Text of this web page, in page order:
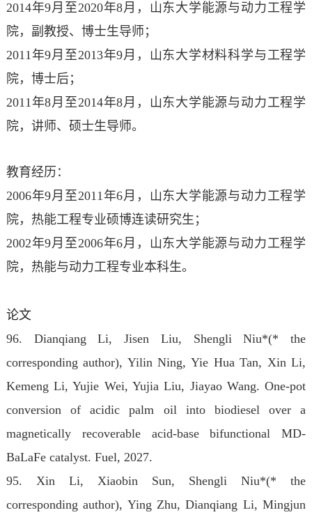
2014年9月至2020年8月，山东大学能源与动力工程学
院，副教授、博士生导师；
2011年9月至2013年9月，山东大学材料科学与工程学
院，博士后；
2011年8月至2014年8月，山东大学能源与动力工程学
院，讲师、硕士生导师。
教育经历：
2006年9月至2011年6月，山东大学能源与动力工程学
院，热能工程专业硕博连读研究生；
2002年9月至2006年6月，山东大学能源与动力工程学
院，热能与动力工程专业本科生。
论文
96. Dianqiang Li, Jisen Liu, Shengli Niu*(* the
corresponding author), Yilin Ning, Yie Hua Tan, Xin Li,
Kemeng Li, Yujie Wei, Yujia Liu, Jiayao Wang. One-pot
conversion of acidic palm oil into biodiesel over a
magnetically recoverable acid-base bifunctional MD-
BaLaFe catalyst. Fuel, 2027.
95. Xin Li, Xiaobin Sun, Shengli Niu*(* the
corresponding author), Ying Zhu, Dianqiang Li, Mingjun